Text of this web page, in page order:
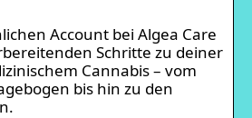
Account bei Algea Care
Schritte zu deiner
Cannabis – vom
bis hin zu den